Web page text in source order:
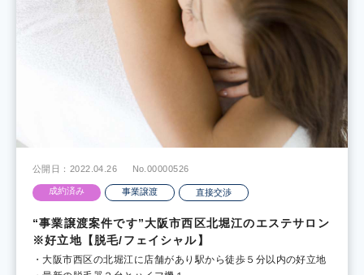
公開日：2022.04.26 No.00000526
成約済み 事業譲渡 直接交渉
“事業譲渡案件です”大阪市西区北堀江のエステサロン
※好立地【脱毛/フェイシャル】
・大阪市西区の北堀江に店舗があり駅から徒歩５分以内の好立地